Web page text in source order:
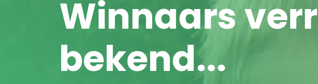
Winnaars
bekend...